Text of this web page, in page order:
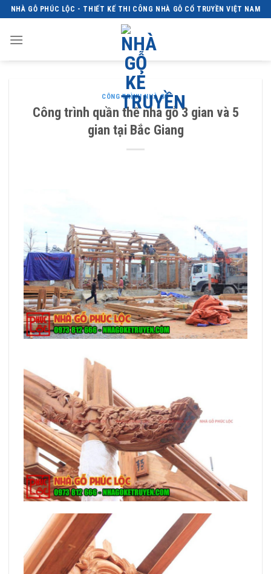
Skip
to
content
NHÀ GỖ PHÚC LỘC - THIẾT KẾ THI CÔNG NHÀ GỖ CỔ TRUYỀN VIỆT NAM
CÔNG TRÌNH NHÀ GỖ
Công trình quần thể nhà gỗ 3 gian và 5
gian tại Bắc Giang